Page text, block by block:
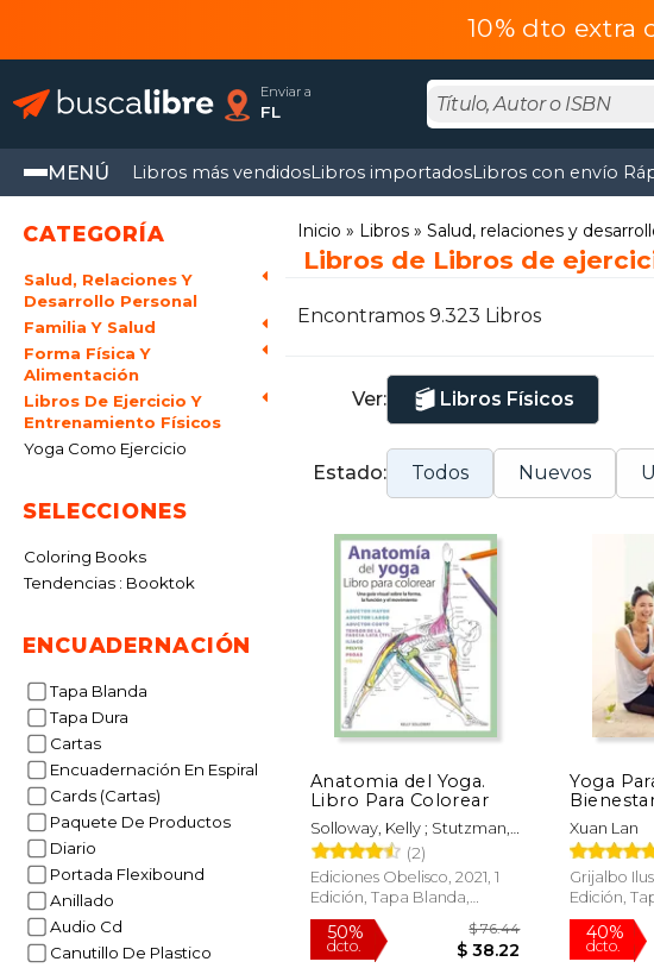
10% dto extra
Enviar a
FL
MENÚ Libros más vendidosLibros importadosLibros con envío
CATEGORÍA
Salud, Relaciones Y
Desarrollo Personal
Familia Y Salud
Forma Física Y
Alimentación
Libros De Ejercicio Y
Entrenamiento Físicos
Yoga Como Ejercicio
SELECCIONES
Coloring Books
Tendencias : Booktok
ENCUADERNACIÓN
Tapa Blanda
Tapa Dura
Cartas
Encuadernación En Espiral
Cards (Cartas)
Paquete De Productos
Diario
Portada Flexibound
Anillado
Audio Cd
Canutillo De Plastico
Inicio Libros Salud, relaciones y
Libros de Libros de
Encontramos 9.323 Libros
Ver: Libros Físicos
Estado: Todos Nuevos
Anatomia del Yoga.
Libro Para Colorear
Solloway, Kelly ; Stutzman,
Samantha
(2)
Ediciones Obelisco, 2021, 1
Edición, Tapa Blanda,
Nuevo
Yoga
Escucho,
Quiero /
Well-
to
Myself,
Xuan Lan
Grijalbo
Edición,
Usado